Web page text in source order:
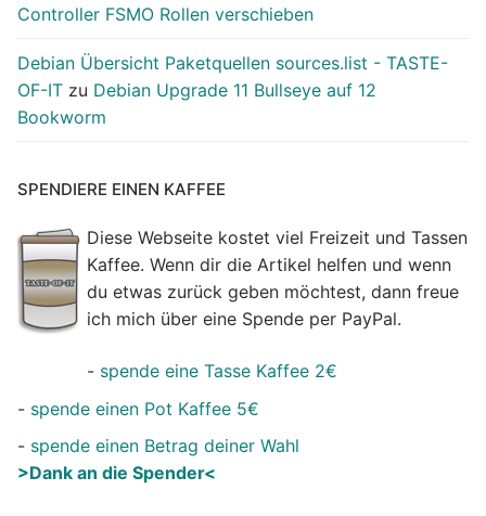
Controller FSMO Rollen verschieben
Debian Übersicht Paketquellen sources.list - TASTE-
OF-IT zu Debian Upgrade 11 Bullseye auf 12
Bookworm
SPENDIERE EINEN KAFFEE
Diese Webseite kostet viel Freizeit und Tassen
Kaffee. Wenn dir die Artikel helfen und wenn
du etwas zurück geben möchtest, dann freue
ich mich über eine Spende per PayPal.
- spende eine Tasse Kaffee 2€
- spende einen Pot Kaffee 5€
- spende einen Betrag deiner Wahl
>Dank an die Spender<